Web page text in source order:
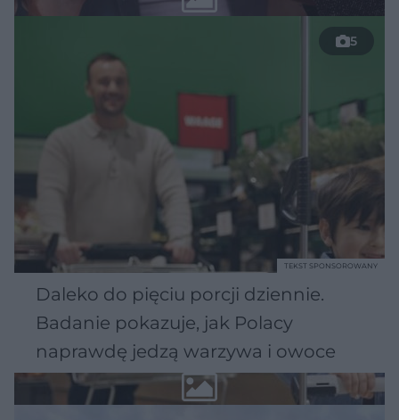
5
Daleko do pięciu porcji dziennie.
Badanie pokazuje, jak Polacy
naprawdę jedzą warzywa i owoce
TEKST SPONSOROWANY